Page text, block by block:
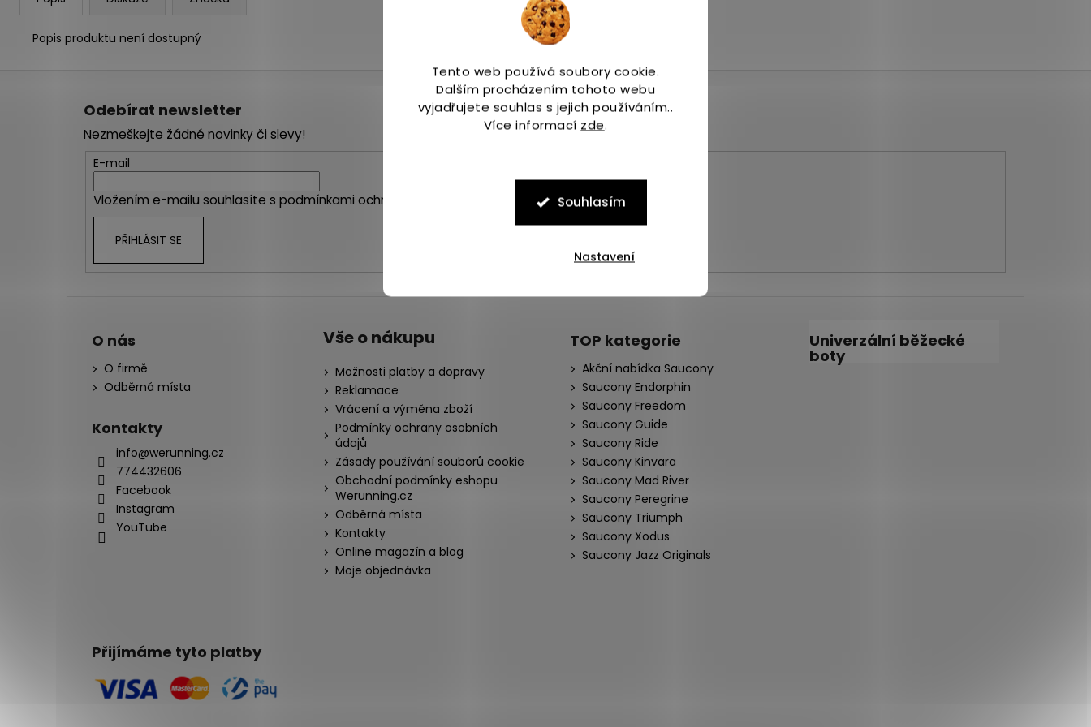
Tento web používá soubory cookie.
Dalším procházením tohoto webu
vyjadřujete souhlas s jejich používáním..
Více informací zde.
Souhlasím
Nastavení
Popis produktu není dostupný
Odebírat newsletter
Nezmeškejte žádné novinky či slevy!
E-mail
Vložením e-mailu souhlasíte s podmínkami ochrany osobních údajů
PŘIHLÁSIT SE
O nás
O firmě
Odběrná místa
Kontakty
info@werunning.cz
774432606
Facebook
Instagram
YouTube
Vše o nákupu
Možnosti platby a dopravy
Reklamace
Vrácení a výměna zboží
Podmínky ochrany osobních
údajů
Zásady používání souborů cookie
Obchodní podmínky eshopu
Werunning.cz
Odběrná místa
Kontakty
Online magazín a blog
Moje objednávka
TOP kategorie
Akční nabídka Saucony
Saucony Endorphin
Saucony Freedom
Saucony Guide
Saucony Ride
Saucony Kinvara
Saucony Mad River
Saucony Peregrine
Saucony Triumph
Saucony Xodus
Saucony Jazz Originals
Univerzální běžecké
boty
Přijímáme tyto platby